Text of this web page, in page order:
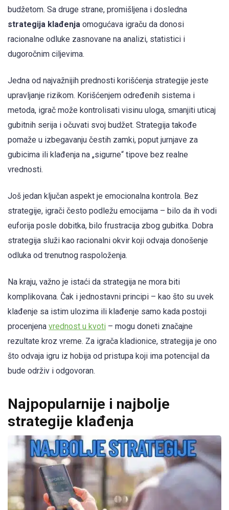
budžetom. Sa druge strane, promišljena i dosledna
strategija klađenja omogućava igraču da donosi
racionalne odluke zasnovane na analizi, statistici i
dugoročnim ciljevima.
Jedna od najvažnijih prednosti korišćenja strategije jeste
upravljanje rizikom. Korišćenjem određenih sistema i
metoda, igrač može kontrolisati visinu uloga, smanjiti uticaj
gubitnih serija i očuvati svoj budžet. Strategija takođe
pomaže u izbegavanju čestih zamki, poput jurnjave za
gubicima ili klađenja na „sigurne“ tipove bez realne
vrednosti.
Još jedan ključan aspekt je emocionalna kontrola. Bez
strategije, igrači često podležu emocijama – bilo da ih vodi
euforija posle dobitka, bilo frustracija zbog gubitka. Dobra
strategija služi kao racionalni okvir koji odvaja donošenje
odluka od trenutnog raspoloženja.
Na kraju, važno je istaći da strategija ne mora biti
komplikovana. Čak i jednostavni principi – kao što su uvek
klađenje sa istim ulozima ili klađenje samo kada postoji
procenjena vrednost u kvoti – mogu doneti značajne
rezultate kroz vreme. Za igrača kladionice, strategija je ono
što odvaja igru iz hobija od pristupa koji ima potencijal da
bude održiv i odgovoran.
Najpopularnije i najbolje
strategije klađenja